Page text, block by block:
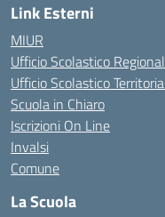
Link Esterni
MIUR
Ufficio Scolastico
Ufficio Scolastico
Scuola in Chiaro
Iscrizioni On Line
Invalsi
Comune
La Scuola